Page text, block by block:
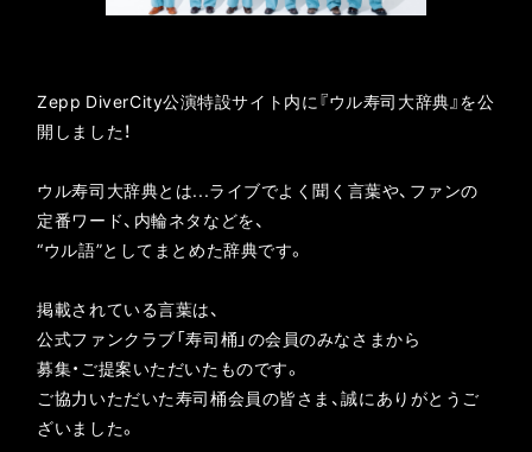
Zepp DiverCity公演特設サイト内に『ウル寿司大辞典』を公
開しました！
ウル寿司大辞典とは...ライブでよく聞く言葉や、ファンの
定番ワード、内輪ネタなどを、
“ウル語”としてまとめた辞典です。
掲載されている言葉は、
公式ファンクラブ「寿司桶」の会員のみなさまから
募集・ご提案いただいたものです。
ご協力いただいた寿司桶会員の皆さま、誠にありがとうご
ざいました。